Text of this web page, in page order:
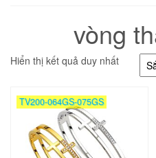
vòng
Hiển thị kết quả duy nhất
TV200-064GS-075GS